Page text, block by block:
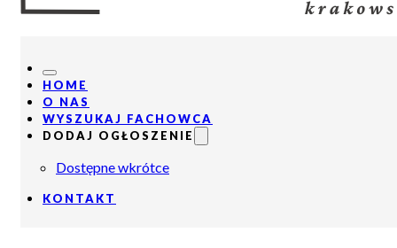
HOME
O NAS
WYSZUKAJ FACHOWCA
DODAJ OGŁOSZENIE
Dostępne wkrótce
KONTAKT